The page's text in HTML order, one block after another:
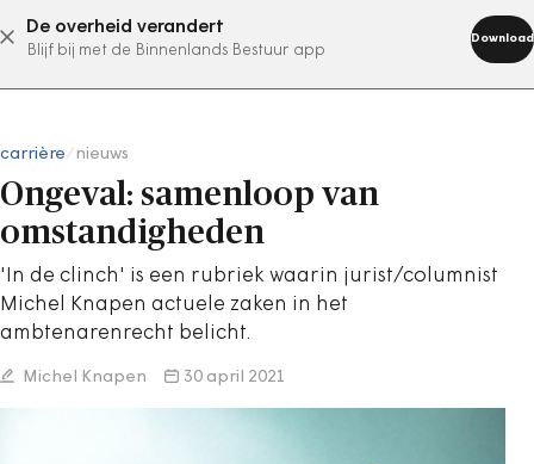
De overheid verandert
Blijf bij met de Binnenlands Bestuur app
Download
abonneer nu
carrière nieuws
Ongeval: samenloop van
omstandigheden
'In de clinch' is een rubriek waarin jurist/columnist
Michel Knapen actuele zaken in het
ambtenarenrecht belicht.
Michel Knapen 30 april 2021